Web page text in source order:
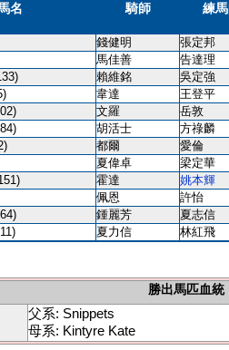
名 騎師 練
錢健明 張定邦
馬佳善 告達理
賴維銘 吳定強
韋達 王登平
文羅 岳敦
胡活士 方祿麟
都爾 愛倫
夏偉卓 梁定華
霍達 姚本輝
佩恩 許怡
鍾麗芳 夏志信
夏力信
林紅飛
勝出馬匹血統
父系: Snippets
母系: Kintyre Kate